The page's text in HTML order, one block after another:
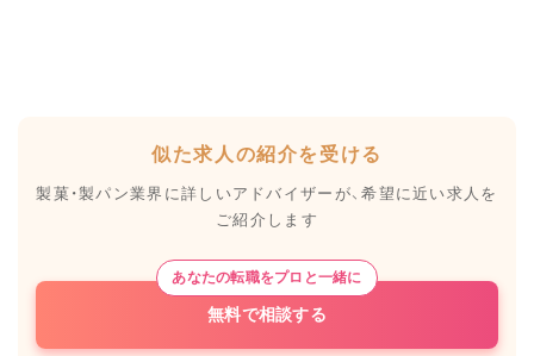
似た求人の紹介を受ける
製菓・製パン業界に詳しいアドバイザーが、希望に近い求人を
ご紹介します
あなたの転職をプロと一緒に
無料で相談する